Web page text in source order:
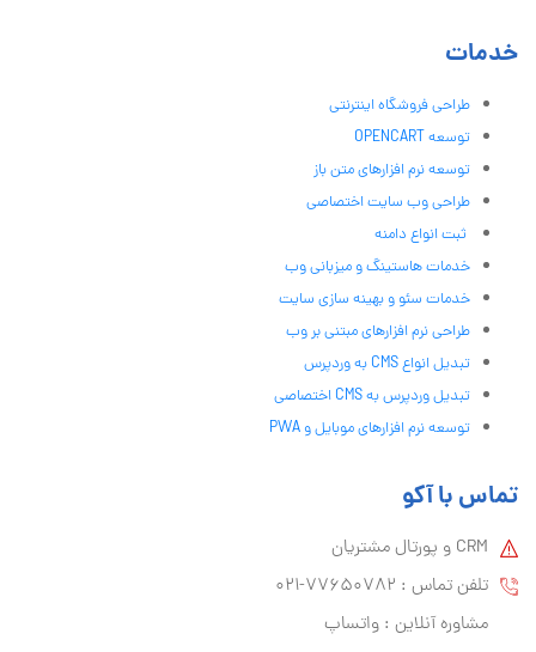
خدمات
طراحی فروشگاه اینترنتی
توسعه OPENCART
توسعه نرم افزارهای متن باز
طراحی وب سایت اختصاصی
ثبت انواع دامنه
خدمات هاستینگ و میزبانی وب
خدمات سئو و بهینه سازی سایت
طراحی نرم افزارهای مبتنی بر وب
تبدیل انواع CMS به وردپرس
تبدیل وردپرس به CMS اختصاصی
توسعه نرم افزارهای موبایل و PWA
تماس با آکو
CRM و پورتال مشتریان
تلفن تماس :‌ 77650782-021
مشاوره آنلاین : واتساپ